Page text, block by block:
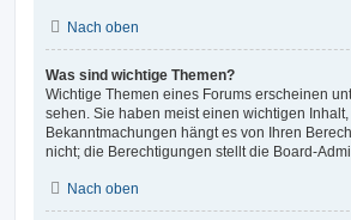
Nach oben
Was sind wichtige Themen?
Wichtige Themen eines Forums erscheinen
sehen. Sie haben meist einen wichtigen
Bekanntmachungen hängt es von Ihren
nicht; die Berechtigungen stellt die Board-
Nach oben